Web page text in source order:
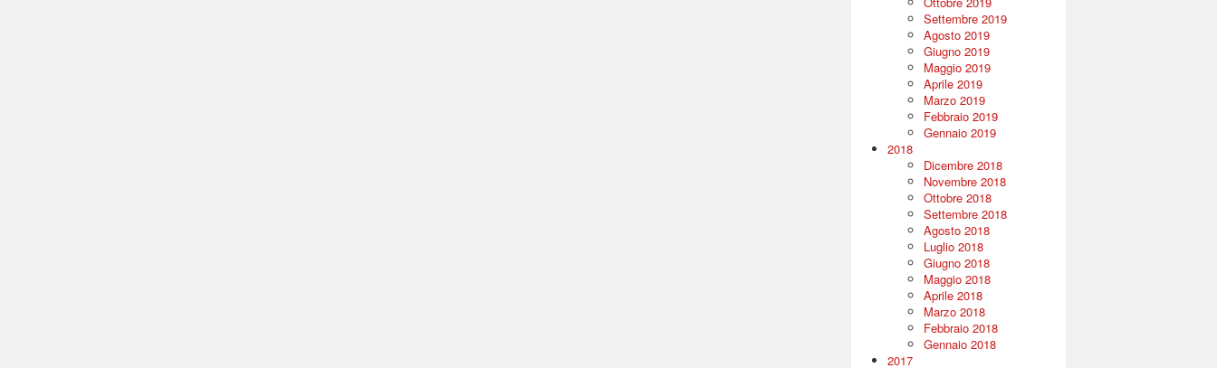
Settembre 2019
Agosto 2019
Giugno 2019
Maggio 2019
Aprile 2019
Marzo 2019
Febbraio 2019
Gennaio 2019
2018
Dicembre 2018
Novembre 2018
Ottobre 2018
Settembre 2018
Agosto 2018
Luglio 2018
Giugno 2018
Maggio 2018
Aprile 2018
Marzo 2018
Febbraio 2018
Gennaio 2018
2017